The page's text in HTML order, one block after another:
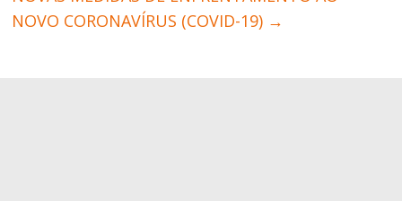
NOVO CORONAVÍRUS (COVID-19) →